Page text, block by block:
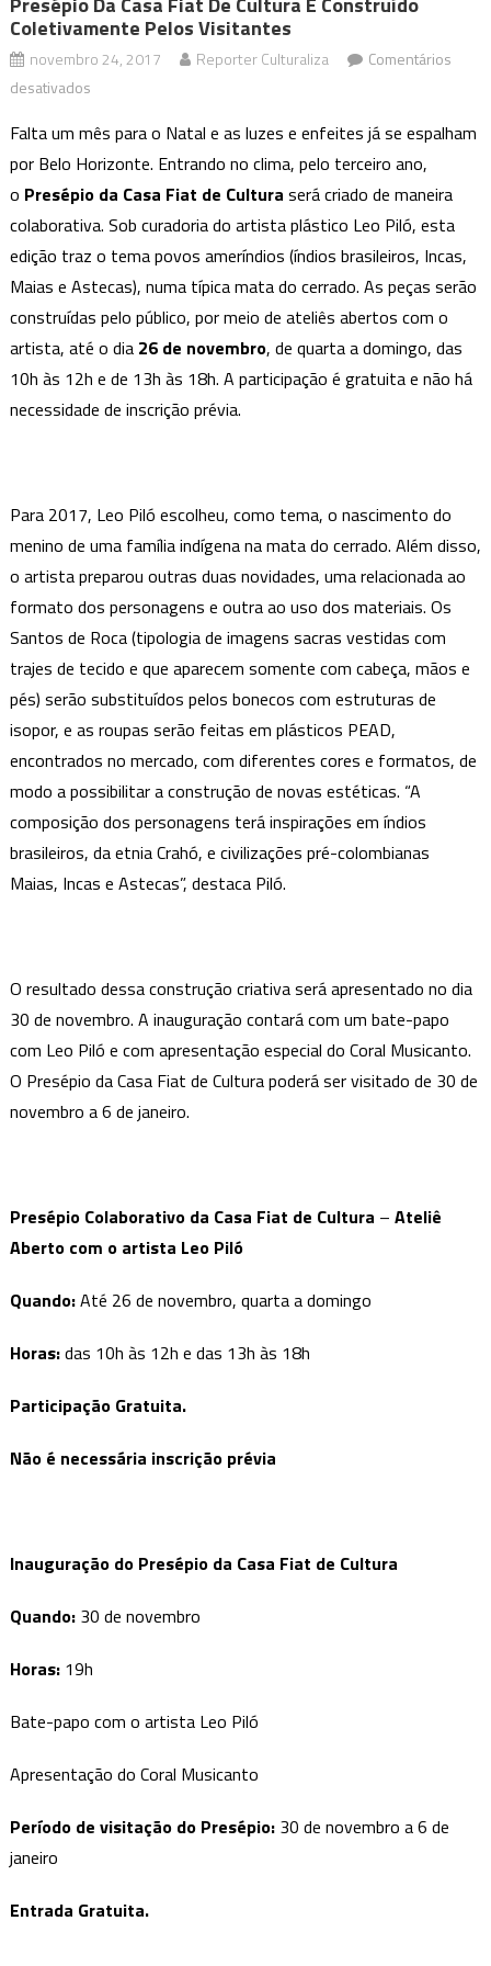
Coletivamente Pelos Visitantes
novembro 24, 2017 Reporter Culturaliza
Comentários
desativadosem
da
Casa
Fiat
de
Cultura
é
construído
coletivamente
pelos
visitantes
Falta um mês para o Natal e as luzes e enfeites já se espalham
por Belo Horizonte. Entrando no clima, pelo terceiro ano,
o Presépio da Casa Fiat de Cultura será criado de maneira
colaborativa. Sob curadoria do artista plástico Leo Piló, esta
edição traz o tema povos ameríndios (índios brasileiros, Incas,
Maias e Astecas), numa típica mata do cerrado. As peças serão
construídas pelo público, por meio de ateliês abertos com o
artista, até o dia 26 de novembro, de quarta a domingo, das
10h às 12h e de 13h às 18h. A participação é gratuita e não há
necessidade de inscrição prévia.
Para 2017, Leo Piló escolheu, como tema, o nascimento do
menino de uma família indígena na mata do cerrado. Além disso,
o artista preparou outras duas novidades, uma relacionada ao
formato dos personagens e outra ao uso dos materiais. Os
Santos de Roca (tipologia de imagens sacras vestidas com
trajes de tecido e que aparecem somente com cabeça, mãos e
pés) serão substituídos pelos bonecos com estruturas de
isopor, e as roupas serão feitas em plásticos PEAD,
encontrados no mercado, com diferentes cores e formatos, de
modo a possibilitar a construção de novas estéticas. “A
composição dos personagens terá inspirações em índios
brasileiros, da etnia Crahó, e civilizações pré-colombianas
Maias, Incas e Astecas”, destaca Piló.
O resultado dessa construção criativa será apresentado no dia
30 de novembro. A inauguração contará com um bate-papo
com Leo Piló e com apresentação especial do Coral Musicanto.
O Presépio da Casa Fiat de Cultura poderá ser visitado de 30 de
novembro a 6 de janeiro.
Presépio Colaborativo da Casa Fiat de Cultura – Ateliê
Aberto com o artista Leo Piló
Quando:Até 26 de novembro, quarta a domingo
Horas:das 10h às 12h e das 13h às 18h
Participação Gratuita.
Não é necessária inscrição prévia
Inauguração do Presépio da Casa Fiat de Cultura
Quando: 30 de novembro
Horas: 19h
Bate-papo com o artista Leo Piló
Apresentação do Coral Musicanto
Período de visitação do Presépio:30 de novembro a 6 de
janeiro
Entrada Gratuita.